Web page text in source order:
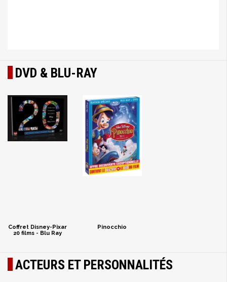
DVD & BLU-RAY
Coffret Disney-Pixar
20 films - Blu Ray
Pinocchio
ACTEURS ET PERSONNALITÉS